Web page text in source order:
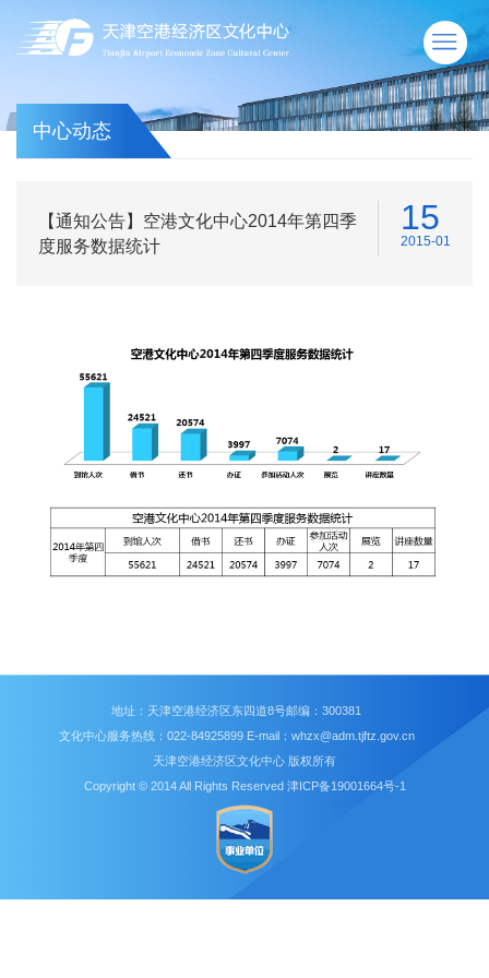
中心动态
【通知公告】空港文化中心2014年第四季
度服务数据统计
15
2015-01
地址：天津空港经济区东四道8号邮编：300381
文化中心服务热线：022-84925899 E-mail：whzx@adm.tjftz.gov.cn
天津空港经济区文化中心 版权所有
Copyright © 2014 All Rights Reserved 津ICP备19001664号-1